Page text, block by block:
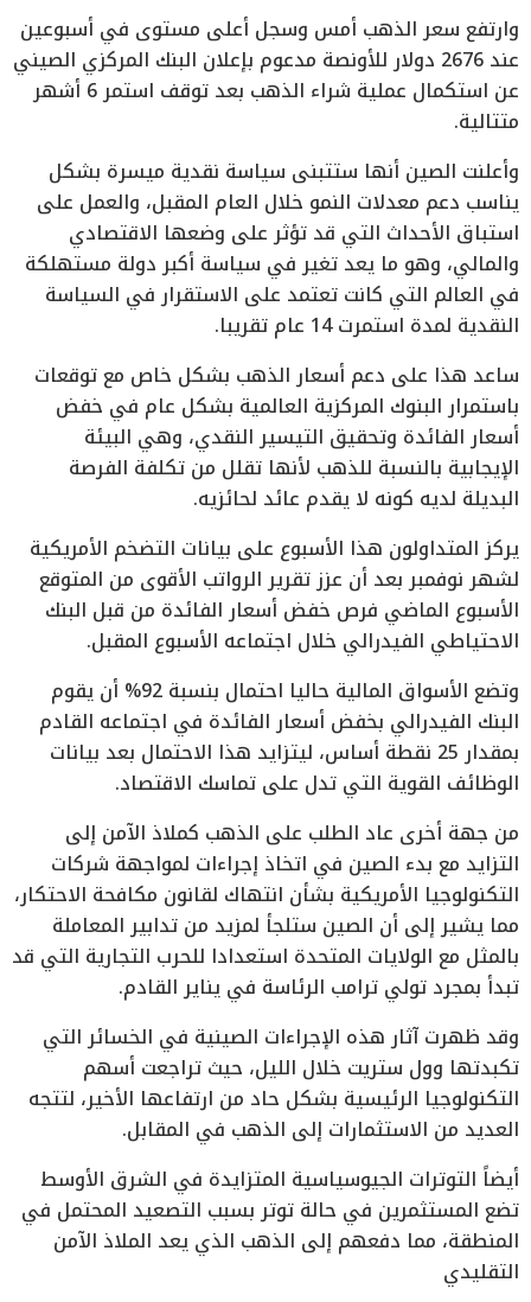
وارتفع سعر الذهب أمس وسجل أعلى مستوى في أسبوعين
عند 2676 دولار للأونصة مدعوم بإعلان البنك المركزي الصيني
عن استكمال عملية شراء الذهب بعد توقف استمر 6 أشهر
متتالية.
وأعلنت الصين أنها ستتبنى سياسة نقدية ميسرة بشكل
يناسب دعم معدلات النمو خلال العام المقبل، والعمل على
استباق الأحداث التي قد تؤثر على وضعها الاقتصادي
والمالي، وهو ما يعد تغير في سياسة أكبر دولة مستهلكة
في العالم التي كانت تعتمد على الاستقرار في السياسة
النقدية لمدة استمرت 14 عام تقريبا.
ساعد هذا على دعم أسعار الذهب بشكل خاص مع توقعات
باستمرار البنوك المركزية العالمية بشكل عام في خفض
أسعار الفائدة وتحقيق التيسير النقدي، وهي البيئة
الإيجابية بالنسبة للذهب لأنها تقلل من تكلفة الفرصة
البديلة لديه كونه لا يقدم عائد لحائزيه.
يركز المتداولون هذا الأسبوع على بيانات التضخم الأمريكية
لشهر نوفمبر بعد أن عزز تقرير الرواتب الأقوى من المتوقع
الأسبوع الماضي فرص خفض أسعار الفائدة من قبل البنك
الاحتياطي الفيدرالي خلال اجتماعه الأسبوع المقبل.
وتضع الأسواق المالية حاليا احتمال بنسبة 92% أن يقوم
البنك الفيدرالي بخفض أسعار الفائدة في اجتماعه القادم
بمقدار 25 نقطة أساس، ليتزايد هذا الاحتمال بعد بيانات
الوظائف القوية التي تدل على تماسك الاقتصاد.
من جهة أخرى عاد الطلب على الذهب كملاذ الآمن إلى
التزايد مع بدء الصين في اتخاذ إجراءات لمواجهة شركات
التكنولوجيا الأمريكية بشأن انتهاك لقانون مكافحة الاحتكار،
مما يشير إلى أن الصين ستلجأ لمزيد من تدابير المعاملة
بالمثل مع الولايات المتحدة استعدادا للحرب التجارية التي قد
تبدأ بمجرد تولي ترامب الرئاسة في يناير القادم.
وقد ظهرت آثار هذه الإجراءات الصينية في الخسائر التي
تكبدتها وول ستريت خلال الليل، حيث تراجعت أسهم
التكنولوجيا الرئيسية بشكل حاد من ارتفاعها الأخير، لتتجه
العديد من الاستثمارات إلى الذهب في المقابل.
أيضاً التوترات الجيوسياسية المتزايدة في الشرق الأوسط
تضع المستثمرين في حالة توتر بسبب التصعيد المحتمل في
المنطقة، مما دفعهم إلى الذهب الذي يعد الملاذ الآمن
التقليدي